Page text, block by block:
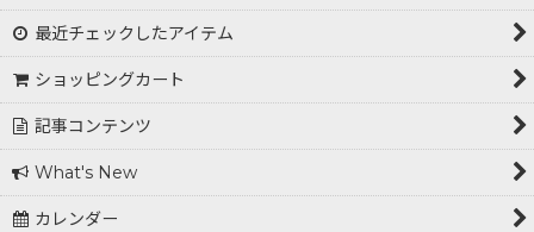
最近チェックしたアイテム
ショッピングカート
記事コンテンツ
What's New
カレンダー